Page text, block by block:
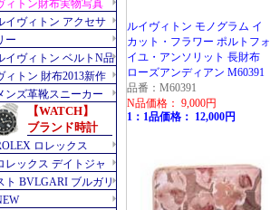
ルイヴィトン モノグラム イ
カット・フラワー ポルトフォ
イユ・アンソリット 長財布
ローズアンディアン M60391
品番：M60391
N品価格： 9,000円
1：1品価格： 12,000円